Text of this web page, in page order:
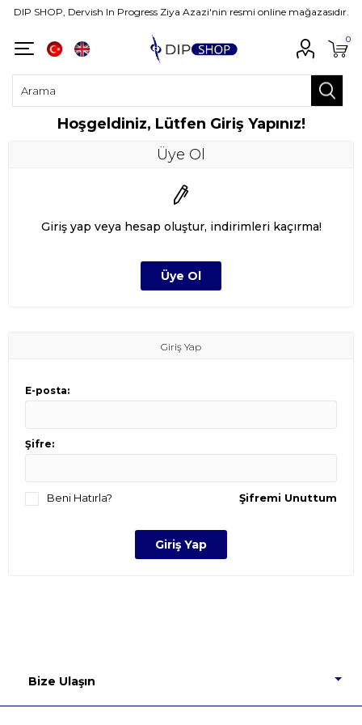
DIP SHOP, Dervish In Progress Ziya Azazi'nin resmi online mağazasıdır.
0
Hoşgeldiniz, Lütfen Giriş Yapınız!
Üye Ol
Giriş yap veya hesap oluştur, indirimleri kaçırma!
Giriş Yap
E-posta:
Şifre:
Şifremi Unuttum
Beni Hatırla?
Bize Ulaşın